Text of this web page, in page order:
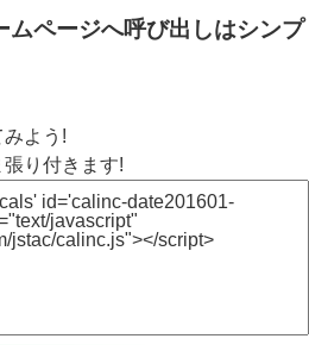
ページへ呼び出しはシンプ
よう!
り付きます!